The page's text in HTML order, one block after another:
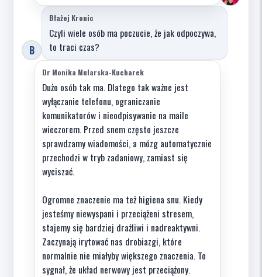
B
Błażej Kronic
Czyli wiele osób ma poczucie, że jak odpoczywa,
to traci czas?
Dr Monika Mularska-Kucharek
Dużo osób tak ma. Dlatego tak ważne jest
wyłączanie telefonu, ograniczanie
komunikatorów i nieodpisywanie na maile
wieczorem. Przed snem często jeszcze
sprawdzamy wiadomości, a mózg automatycznie
przechodzi w tryb zadaniowy, zamiast się
wyciszać.
Ogromne znaczenie ma też higiena snu. Kiedy
jesteśmy niewyspani i przeciążeni stresem,
stajemy się bardziej drażliwi i nadreaktywni.
Zaczynają irytować nas drobiazgi, które
normalnie nie miałyby większego znaczenia. To
sygnał, że układ nerwowy jest przeciążony.